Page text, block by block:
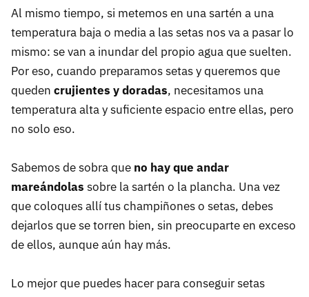
Al mismo tiempo, si metemos en una sartén a una
temperatura baja o media a las setas nos va a pasar lo
mismo: se van a inundar del propio agua que suelten.
Por eso, cuando preparamos setas y queremos que
queden crujientes y doradas, necesitamos una
temperatura alta y suficiente espacio entre ellas, pero
no solo eso.
Sabemos de sobra que no hay que andar
mareándolas sobre la sartén o la plancha. Una vez
que coloques allí tus champiñones o setas, debes
dejarlos que se torren bien, sin preocuparte en exceso
de ellos, aunque aún hay más.
Lo mejor que puedes hacer para conseguir setas